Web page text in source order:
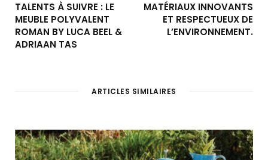
TALENTS À SUIVRE : LE
MEUBLE POLYVALENT
ROMAN BY LUCA BEEL &
ADRIAAN TAS
MATÉRIAUX INNOVANTS
ET RESPECTUEUX DE
L’ENVIRONNEMENT.
ARTICLES SIMILAIRES